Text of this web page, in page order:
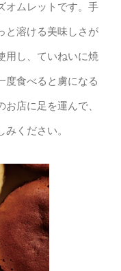
オムレットです。手
と溶ける美味しさが
用し、ていねいに焼
度食べると虜になる
店に足を運んで、
ください。